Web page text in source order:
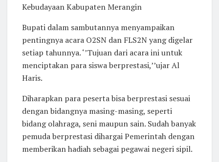
Kebudayaan Kabupaten Merangin
Bupati dalam sambutannya menyampaikan
pentingnya acara O2SN dan FLS2N yang digelar
setiap tahunnya. ‘’Tujuan dari acara ini untuk
menciptakan para siswa berprestasi,’’ujar Al
Haris.
Diharapkan para peserta bisa berprestasi sesuai
dengan bidangnya masing-masing, seperti
bidang olahraga, seni maupun sain. Sudah banyak
pemuda berprestasi dihargai Pemerintah dengan
memberikan hadiah sebagai pegawai negeri sipil.